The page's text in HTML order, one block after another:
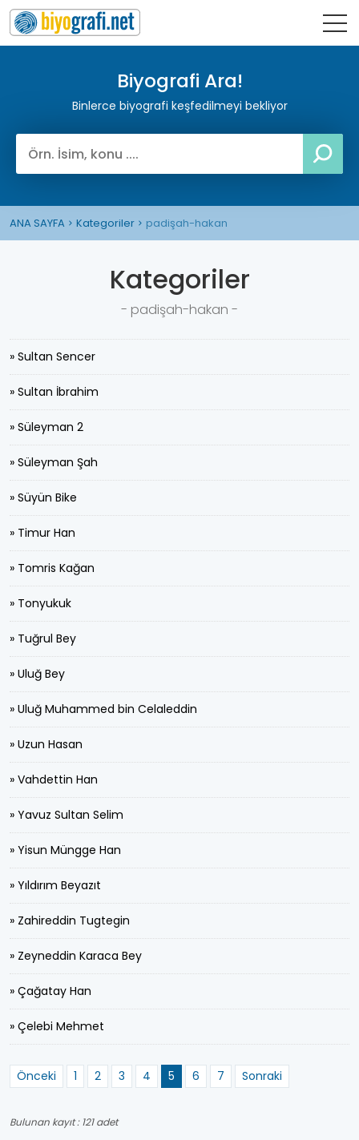
Biyografi Ara!
Binlerce biyografi keşfedilmeyi bekliyor
ANA SAYFA Kategoriler padişah-hakan
Kategoriler
- padişah-hakan -
» Sultan Sencer
» Sultan İbrahim
» Süleyman 2
» Süleyman Şah
» Süyün Bike
» Timur Han
» Tomris Kağan
» Tonyukuk
» Tuğrul Bey
» Uluğ Bey
» Uluğ Muhammed bin Celaleddin
» Uzun Hasan
» Vahdettin Han
» Yavuz Sultan Selim
» Yisun Müngge Han
» Yıldırım Beyazıt
» Zahireddin Tugtegin
» Zeyneddin Karaca Bey
» Çağatay Han
» Çelebi Mehmet
Önceki 1 2 3 4 5 6 7 Sonraki
Bulunan kayıt : 121 adet